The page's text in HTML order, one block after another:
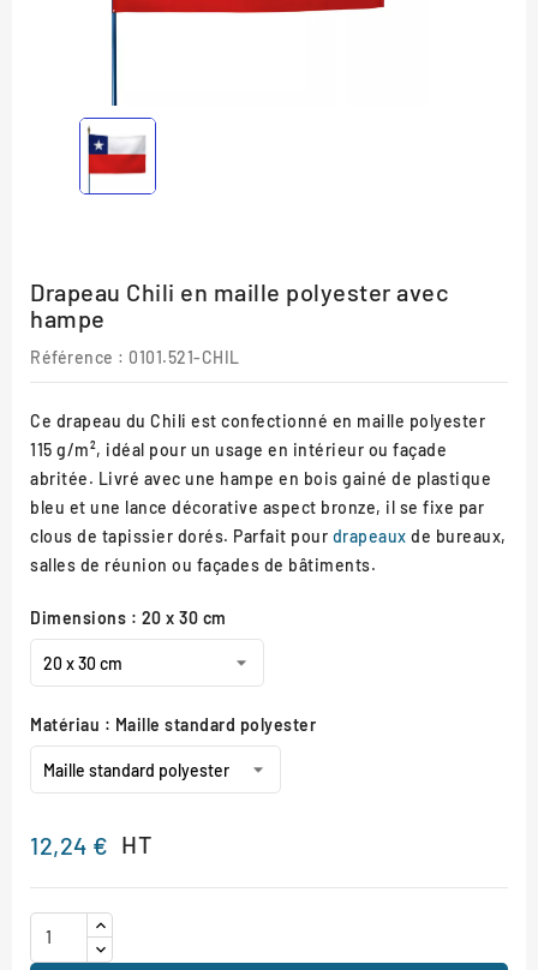
Drapeau Chili en maille polyester avec
hampe
Référence : 0101.521-CHIL
Ce drapeau du Chili est confectionné en maille polyester
115 g/m², idéal pour un usage en intérieur ou façade
abritée. Livré avec une hampe en bois gainé de plastique
bleu et une lance décorative aspect bronze, il se fixe par
clous de tapissier dorés. Parfait pour drapeaux de bureaux,
salles de réunion ou façades de bâtiments.
Dimensions : 20 x 30 cm
Matériau : Maille standard polyester
12,24 € HT